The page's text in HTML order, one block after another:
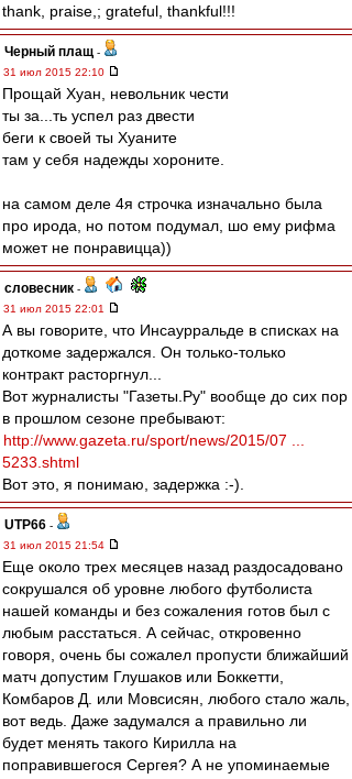
thank, praise,; grateful, thankful!!!
Черный плащ -
31 июл 2015 22:10
Прощай Хуан, невольник чести
ты за...ть успел раз двести
беги к своей ты Хуаните
там у себя надежды хороните.
на самом деле 4я строчка изначально была
про ирода, но потом подумал, шо ему рифма
может не понравицца))
словесник -
31 июл 2015 22:01
А вы говорите, что Инсаурральде в списках на
доткоме задержался. Он только-только
контракт расторгнул...
Вот журналисты "Газеты.Ру" вообще до сих пор
в прошлом сезоне пребывают:
http://www.gazeta.ru/sport/news/2015/07 ...
5233.shtml
Вот это, я понимаю, задержка :-).
UTP66 -
31 июл 2015 21:54
Еще около трех месяцев назад раздосадовано
сокрушался об уровне любого футболиста
нашей команды и без сожаления готов был с
любым расстаться. А сейчас, откровенно
говоря, очень бы сожалел пропусти ближайший
матч допустим Глушаков или Боккетти,
Комбаров Д. или Мовсисян, любого стало жаль,
вот ведь. Даже задумался а правильно ли
будет менять такого Кирилла на
поправившегося Сергея? А не упоминаемые